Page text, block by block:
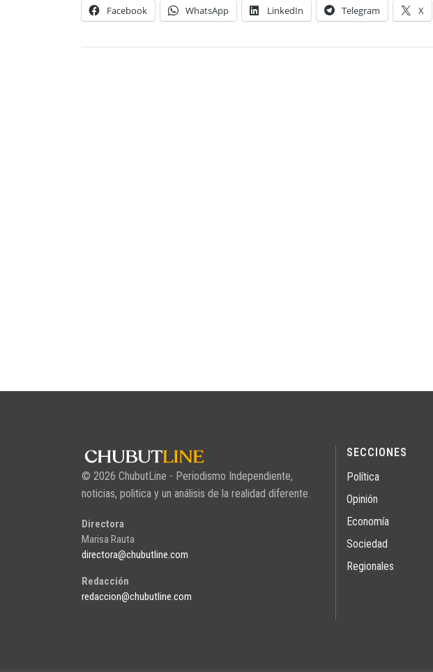
Facebook WhatsApp LinkedIn Telegram X
© 2026 ChubutLine - Periodismo Independiente,
noticias, politica y un análisis de la realidad diferente.
Directora
Marisa Rauta
directora@chubutline.com
Redacción
redaccion@chubutline.com
SECCIONES
Política
Opinión
Economía
Sociedad
Regionales